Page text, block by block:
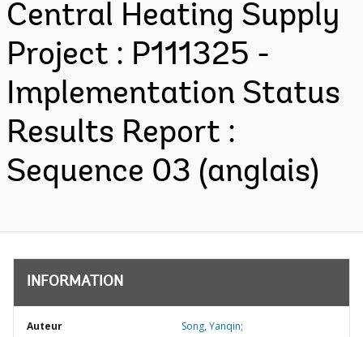
Central Heating Supply
Project : P111325 -
Implementation Status
Results Report :
Sequence 03 (anglais)
INFORMATION
Auteur Song, Yanqin;